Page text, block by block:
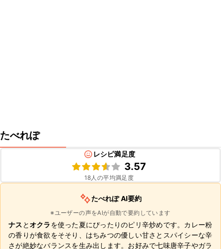
たべれぽ
レシピ満足度
3.57
18人の平均満足度
たべれぽ AI要約
※ユーザーの声をAIが自動で要約しています
ナス とオクラを使った夏にぴったりのピリ辛炒めです。カレー粉
の香りが食欲をそそり、はちみつの優しい甘さとスパイシーな辛
さが絶妙なバランスを生み出します。お好みで七味唐辛子やガラ